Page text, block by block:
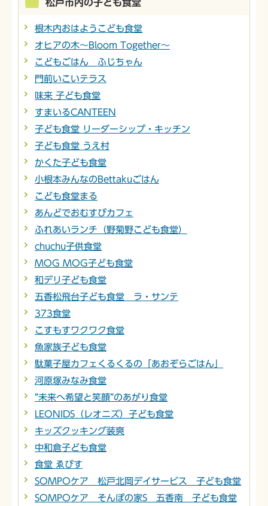
松戸市内の子ども食堂
根木内おはようこども食堂
オヒアの木～Bloom Together～
こどもごはん ふじちゃん
門前いこいテラス
味来 子ども食堂
すまいるCANTEEN
子ども食堂 リーダーシップ・キッチン
子ども食堂 うえ村
かくた子ども食堂
小根本みんなのBettakuごはん
こども食堂まる
あんどでおむすびカフェ
ふれあいランチ（野菊野こども食堂）
chuchu子供食堂
MOG MOG子ども食堂
和デリ子ども食堂
五香松飛台子ども食堂 ラ・サンテ
373食堂
こすもすワクワク食堂
魚家族子ども食堂
駄菓子屋カフェくるくるの「あおぞらごはん」
河原塚みなみ食堂
“未来へ希望と笑顔”のあがり食堂
LEONIDS（レオニズ）子ども食堂
キッズクッキング装爽
中和倉子ども食堂
食堂 ゑびす
SOMPOケア 松戸北岡デイサービス 子ども食堂
SOMPOケア そんぽの家S 五香南 子ども食堂